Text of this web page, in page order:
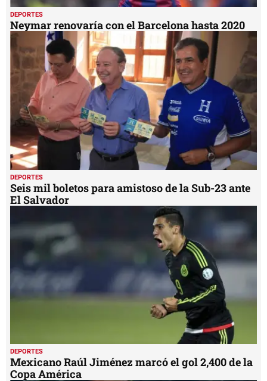
DEPORTES
Neymar renovaría con el Barcelona hasta 2020
DEPORTES
Seis mil boletos para amistoso de la Sub-23 ante
El Salvador
DEPORTES
Mexicano Raúl Jiménez marcó el gol 2,400 de la
Copa América